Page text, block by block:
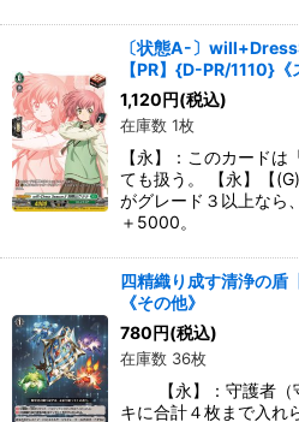
〔状態A-〕
【PR】{D-PR/1110}《
1,120円(税込)
在庫数 1枚
【永】：このカード
ても扱う。 【永】【
がグレード３以上なら
＋5000。
四精織り成す清浄の
《その他》
780円(税込)
在庫数 36枚
【永】：守護者（
キに合計４枚まで入れ